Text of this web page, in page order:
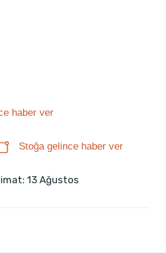
haber ver
Stoğa gelince haber ver
13 Ağustos